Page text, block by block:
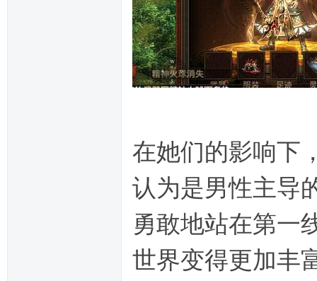
在她们的影响下
认为是男性主导
勇敢地站在第一
世界变得更加丰